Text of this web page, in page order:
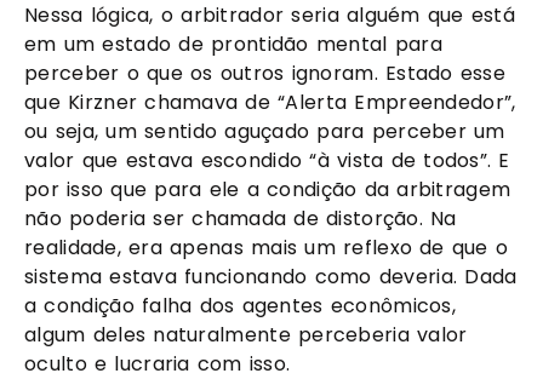
Nessa lógica, o arbitrador seria alguém que está
em um estado de prontidão mental para
perceber o que os outros ignoram. Estado esse
que Kirzner chamava de “Alerta Empreendedor”,
ou seja, um sentido aguçado para perceber um
valor que estava escondido “à vista de todos”. E
por isso que para ele a condição da arbitragem
não poderia ser chamada de distorção. Na
realidade, era apenas mais um reflexo de que o
sistema estava funcionando como deveria. Dada
a condição falha dos agentes econômicos,
algum deles naturalmente perceberia valor
oculto e lucraria com isso.